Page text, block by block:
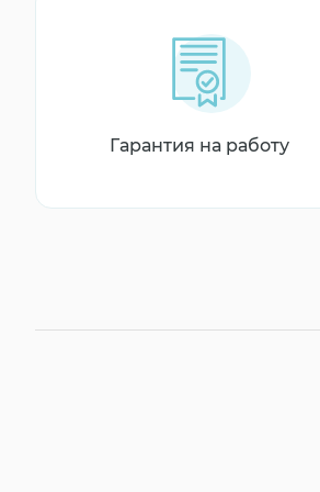
Гарантия на работу